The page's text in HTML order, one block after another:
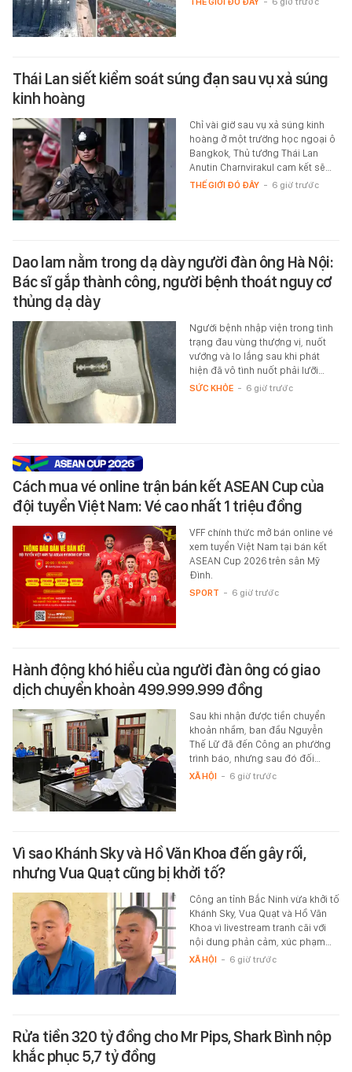
Thái Lan siết kiểm soát súng đạn sau vụ xả súng
kinh hoàng
Chỉ vài giờ sau vụ xả súng kinh
hoàng ở một trường học ngoại ô
Bangkok, Thủ tướng Thái Lan
Anutin Charnvirakul cam kết sẽ…
THẾ GIỚI ĐÓ ĐÂY - 6 giờ trước
Dao lam nằm trong dạ dày người đàn ông Hà Nội:
Bác sĩ gắp thành công, người bệnh thoát nguy cơ
thủng dạ dày
Người bệnh nhập viện trong tình
trạng đau vùng thượng vị, nuốt
vướng và lo lắng sau khi phát
hiện đã vô tình nuốt phải lưỡi…
SỨC KHỎE - 6 giờ trước
Cách mua vé online trận bán kết ASEAN Cup của
đội tuyển Việt Nam: Vé cao nhất 1 triệu đồng
VFF chính thức mở bán online vé
xem tuyển Việt Nam tại bán kết
ASEAN Cup 2026 trên sân Mỹ
Đình.
SPORT - 6 giờ trước
Hành động khó hiểu của người đàn ông có giao
dịch chuyển khoản 499.999.999 đồng
Sau khi nhận được tiền chuyển
khoản nhầm, ban đầu Nguyễn
Thế Lữ đã đến Công an phường
trình báo, nhưng sau đó đối…
XÃ HỘI - 6 giờ trước
Vì sao Khánh Sky và Hồ Văn Khoa đến gây rối,
nhưng Vua Quạt cũng bị khởi tố?
Công an tỉnh Bắc Ninh vừa khởi tố
Khánh Sky, Vua Quạt và Hồ Văn
Khoa vì livestream tranh cãi với
nội dung phản cảm, xúc phạm…
XÃ HỘI - 6 giờ trước
Rửa tiền 320 tỷ đồng cho Mr Pips, Shark Bình nộp
khắc phục 5,7 tỷ đồng